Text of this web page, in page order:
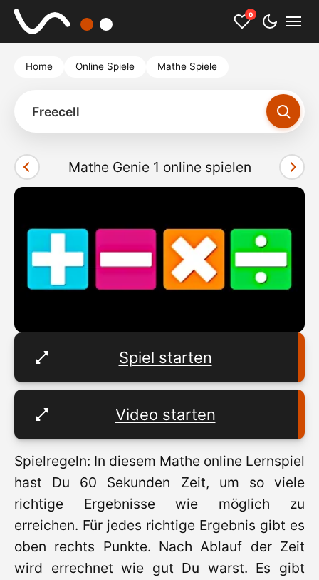
0
Home Online Spiele Mathe Spiele
Mathe Genie 1 online spielen
Spiel starten
Video starten
Spielregeln: In diesem Mathe online Lernspiel
hast Du 60 Sekunden Zeit, um so viele
richtige Ergebnisse wie möglich zu
erreichen. Für jedes richtige Ergebnis gibt es
oben rechts Punkte. Nach Ablauf der Zeit
wird errechnet wie gut Du warst. Es gibt